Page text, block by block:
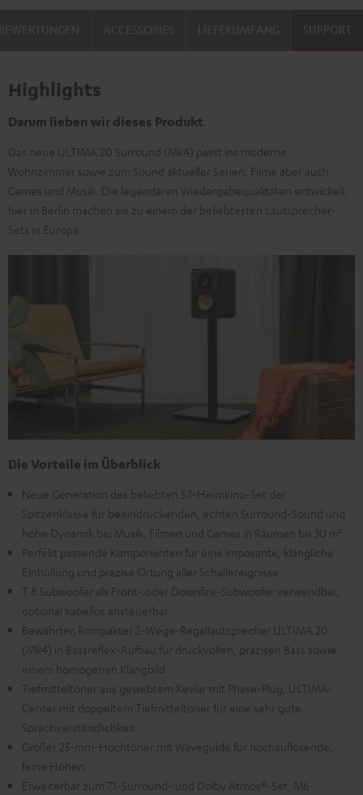
SUPPORT
Highlights
Darum lieben wir dieses Produkt
Das neue ULTIMA 20 Surround (Mk4) passt ins moderne
Wohnzimmer sowie zum Sound aktueller Serien, Filme aber auch
Games und Musik. Die legendären Wiedergabequalitäten entwickelt
hier in Berlin machen sie zu einem der beliebtesten Lautsprecher-
Sets in Europa.
Die Vorteile im Überblick
Neue Generation des beliebten 5.1-Heimkino-Set der
Spitzenklasse für beeindruckenden, echten Surround-Sound und
hohe Dynamik bei Musik, Filmen und Games in Räumen bis 30 m²
Perfekt passende Komponenten für eine imposante, klangliche
Einhüllung und präzise Ortung aller Schallereignisse
T 8 Subwoofer als Front- oder Downfire-Subwoofer verwendbar,
optional kabellos ansteuerbar
Bewährter, kompakter 2-Wege-Regallautsprecher ULTIMA 20
(Mk4) in Bassreflex-Aufbau für druckvollen, präzisen Bass sowie
einem homogenen Klangbild
Tiefmitteltöner aus gewebtem Kevlar mit Phase-Plug, ULTIMA-
Center mit doppeltem Tiefmitteltöner für eine sehr gute
Sprachverständlichkeit
Großer 25-mm-Hochtöner mit Waveguide für hochauflösende,
feine Höhen
Erweiterbar zum 7.1-Surround- und Dolby Atmos®-Set, M6-